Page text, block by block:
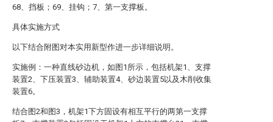
68、挡板；69、挂钩；7、第一支撑板。
具体实施方式
以下结合附图对本实用新型作进一步详细说明。
实施例：一种直线砂边机，如图1所示，包括机架1、支撑
装置2、下压装置3、辅助装置4、砂边装置5以及木削收集
装置6。
结合图2和图3，机架1下方固设有相互平行的两第一支撑